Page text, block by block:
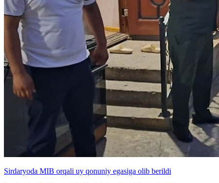
Sirdaryoda MIB orqali uy qonuniy egasiga olib berildi